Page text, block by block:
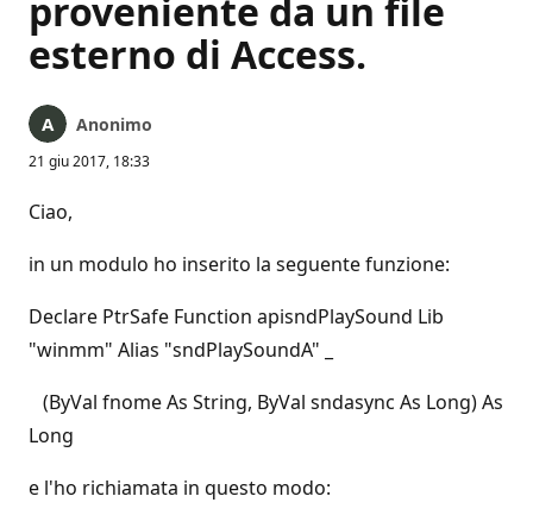
proveniente da un file
esterno di Access.
Anonimo
21 giu 2017, 18:33
Ciao,
in un modulo ho inserito la seguente funzione:
Declare PtrSafe Function apisndPlaySound Lib
"winmm" Alias "sndPlaySoundA" _
(ByVal fnome As String, ByVal sndasync As Long) As
Long
e l'ho richiamata in questo modo: